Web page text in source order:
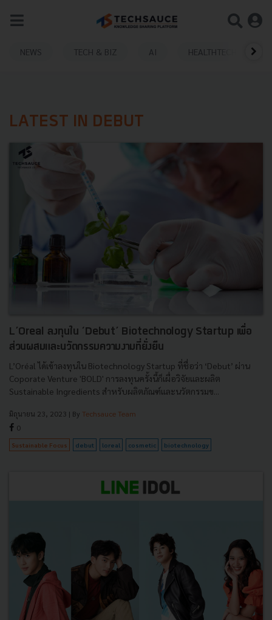
NEWS TECH & BIZ AI HEALTHTECH
LATEST IN DEBUT
L’Oreal ลงทุนใน ‘Debut’ Biotechnology Startup เพื่อ
ส่วนผสมและนวัตกรรมความงามที่ยั่งยืน
L’Oréal ได้เข้าลงทุนใน Biotechnology Startup ที่ชื่อว่า ‘Debut’ ผ่าน
Coporate Venture 'BOLD' การลงทุนครั้งนี้ก็เผื่อวิจัยและผลิต
Sustainable Ingredients สำหรับผลิตภัณฑ์และนวัตกรรมข...
มิถุนายน 23, 2023 | By Techsauce Team
0
Sustainable Focus debut loreal cosmetic biotechnology